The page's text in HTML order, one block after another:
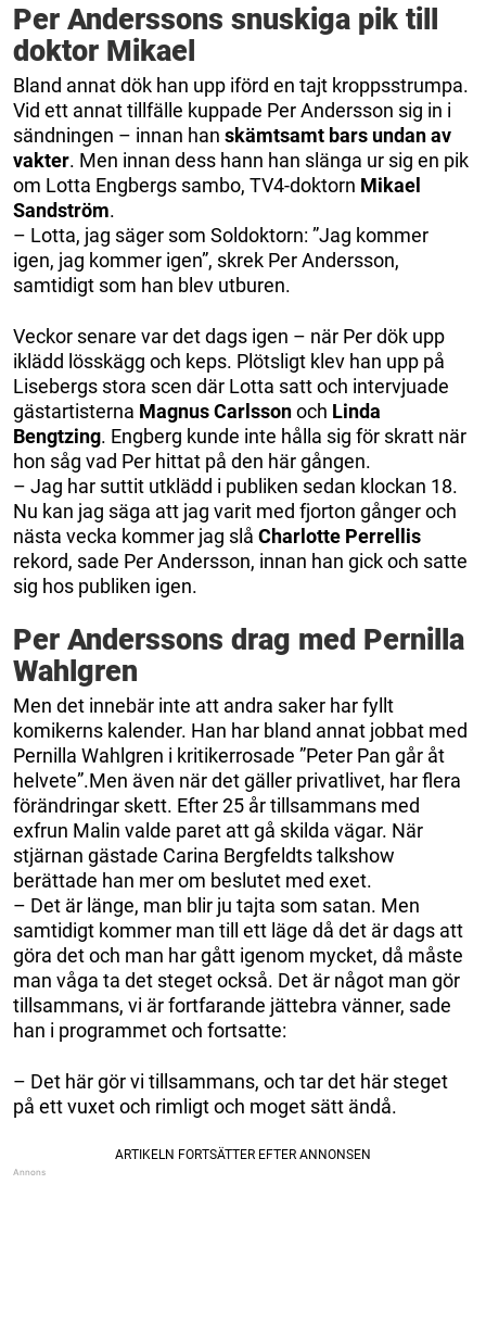
Per Anderssons snuskiga pik till
doktor Mikael
Bland annat dök han upp iförd en tajt kroppsstrumpa.
Vid ett annat tillfälle kuppade Per Andersson sig in i
sändningen – innan han skämtsamt bars undan av
vakter. Men innan dess hann han slänga ur sig en pik
om Lotta Engbergs sambo, TV4-doktorn Mikael
Sandström.
– Lotta, jag säger som Soldoktorn: ”Jag kommer
igen, jag kommer igen”, skrek Per Andersson,
samtidigt som han blev utburen.
Veckor senare var det dags igen – när Per dök upp
iklädd lösskägg och keps. Plötsligt klev han upp på
Lisebergs stora scen där Lotta satt och intervjuade
gästartisterna Magnus Carlssonoch Linda
Bengtzing. Engberg kunde inte hålla sig för skratt när
hon såg vad Per hittat på den här gången.
– Jag har suttit utklädd i publiken sedan klockan 18.
Nu kan jag säga att jag varit med fjorton gånger och
nästa vecka kommer jag slå Charlotte Perrellis
rekord, sade Per Andersson, innan han gick och satte
sig hos publiken igen.
Per Anderssons drag med Pernilla
Wahlgren
Men det innebär inte att andra saker har fyllt
komikerns kalender. Han har bland annat jobbat med
Pernilla Wahlgren i kritikerrosade ”Peter Pan går åt
helvete”.Men även när det gäller privatlivet, har flera
förändringar skett. Efter 25 år tillsammans med
exfrun Malin valde paret att gå skilda vägar. När
stjärnan gästade Carina Bergfeldts talkshow
berättade han mer om beslutet med exet.
– Det är länge, man blir ju tajta som satan. Men
samtidigt kommer man till ett läge då det är dags att
göra det och man har gått igenom mycket, då måste
man våga ta det steget också. Det är något man gör
tillsammans, vi är fortfarande jättebra vänner, sade
han i programmet och fortsatte:
– Det här gör vi tillsammans, och tar det här steget
på ett vuxet och rimligt och moget sätt ändå.